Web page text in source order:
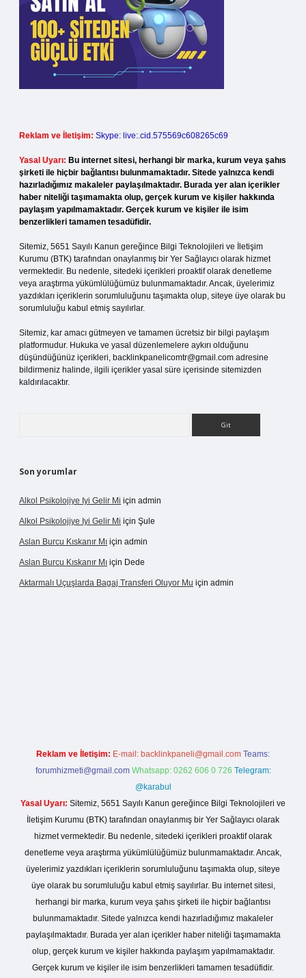
Reklam ve İletişim: Skype: live:.cid.575569c608265c69
Yasal Uyarı: Bu internet sitesi, herhangi bir marka, kurum veya şahıs
şirketi ile hiçbir bağlantısı bulunmamaktadır. Sitede yalnızca kendi
hazırladığımız makaleler paylaşılmaktadır. Burada yer alan içerikler
haber niteliği taşımamakta olup, gerçek kurum ve kişiler hakkında
paylaşım yapılmamaktadır. Gerçek kurum ve kişiler ile isim
benzerlikleri tamamen tesadüfidir.
Sitemiz, 5651 Sayılı Kanun gereğince Bilgi Teknolojileri ve İletişim
Kurumu (BTK) tarafından onaylanmış bir Yer Sağlayıcı olarak hizmet
vermektedir. Bu nedenle, sitedeki içerikleri proaktif olarak denetleme
veya araştırma yükümlülüğümüz bulunmamaktadır. Ancak, üyelerimiz
yazdıkları içeriklerin sorumluluğunu taşımakta olup, siteye üye olarak bu
sorumluluğu kabul etmiş sayılırlar.
Sitemiz, kar amacı gütmeyen ve tamamen ücretsiz bir bilgi paylaşım
platformudur. Hukuka ve yasal düzenlemelere aykırı olduğunu
düşündüğünüz içerikleri, backlinkpanelicomtr@gmail.com adresine
bildirmeniz halinde, ilgili içerikler yasal süre içerisinde sitemizden
kaldırılacaktır.
Son yorumlar
Alkol Psikolojiye Iyi Gelir Mi için admin
Alkol Psikolojiye Iyi Gelir Mi için Şule
Aslan Burcu Kıskanır Mı için admin
Aslan Burcu Kıskanır Mı için Dede
Aktarmalı Uçuşlarda Bagaj Transferi Oluyor Mu için admin
Reklam ve İletişim: E-mail: backlinkpaneli@gmail.com Teams:
forumhizmeti@gmail.com Whatsapp: 0262 606 0 726 Telegram:
@karabul
Yasal Uyarı: Sitemiz, 5651 Sayılı Kanun gereğince Bilgi Teknolojileri ve
İletişim Kurumu (BTK) tarafından onaylanmış bir Yer Sağlayıcı olarak
hizmet vermektedir. Bu nedenle, sitedeki içerikleri proaktif olarak
denetleme veya araştırma yükümlülüğümüz bulunmamaktadır. Ancak,
üyelerimiz yazdıkları içeriklerin sorumluluğunu taşımakta olup, siteye
üye olarak bu sorumluluğu kabul etmiş sayılırlar. Bu internet sitesi,
herhangi bir marka, kurum veya şahıs şirketi ile hiçbir bağlantısı
bulunmamaktadır. Sitede yalnızca kendi hazırladığımız makaleler
paylaşılmaktadır. Burada yer alan içerikler haber niteliği taşımamakta
olup, gerçek kurum ve kişiler hakkında paylaşım yapılmamaktadır.
Gerçek kurum ve kişiler ile isim benzerlikleri tamamen tesadüfidir.